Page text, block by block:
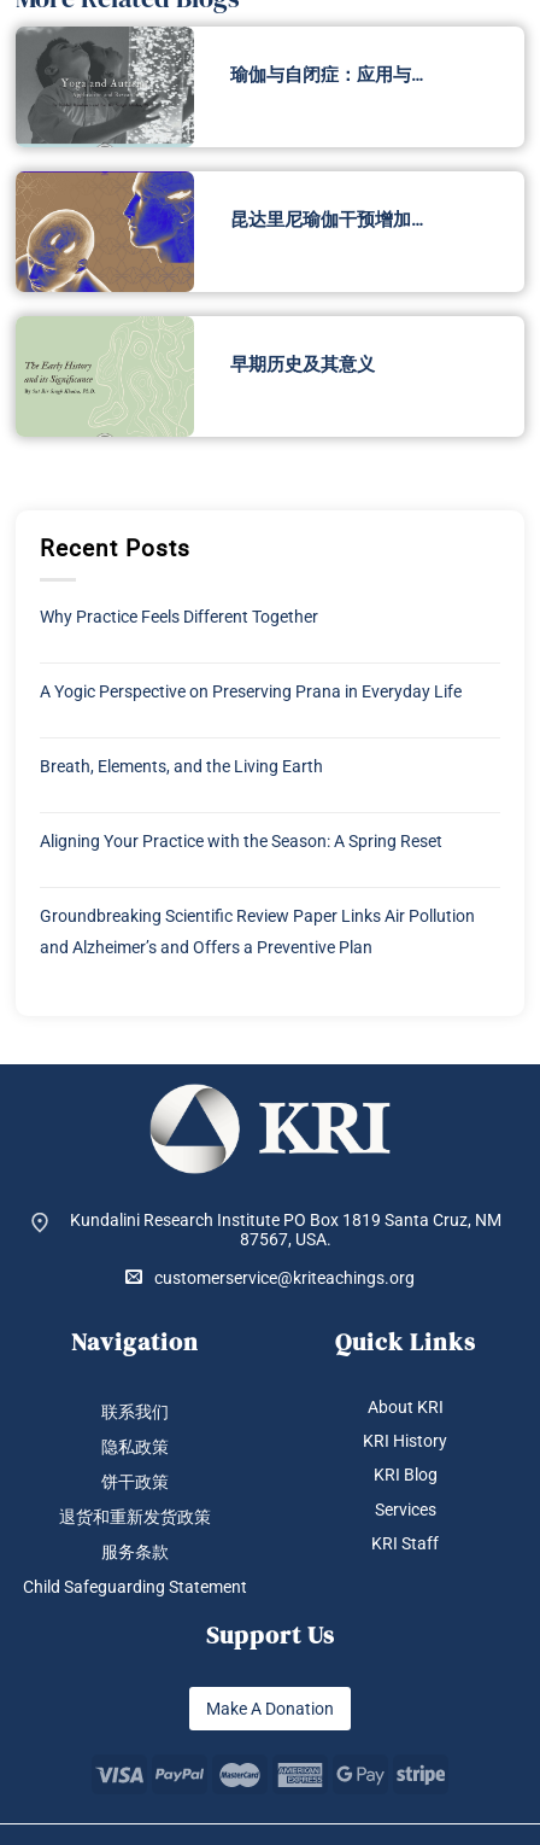
瑜伽与自闭症：应用与…
昆达里尼瑜伽干预增加…
早期历史及其意义
Recent Posts
Why Practice Feels Different Together
A Yogic Perspective on Preserving Prana in Everyday Life
Breath, Elements, and the Living Earth
Aligning Your Practice with the Season: A Spring Reset
Groundbreaking Scientific Review Paper Links Air Pollution
and Alzheimer’s and Offers a Preventive Plan
Kundalini Research Institute PO Box 1819 Santa Cruz, NM
87567, USA.
customerservice@kriteachings.org
Navigation
联系我们
隐私政策
饼干政策
退货和重新发货政策
服务条款
Child Safeguarding Statement
Quick Links
About KRI
KRI History
KRI Blog
Services
KRI Staff
Support Us
Make A Donation